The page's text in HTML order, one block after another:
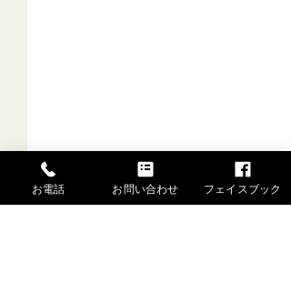
お電話 お問い合わせ フェイスブック